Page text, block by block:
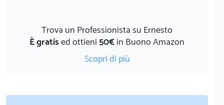
Trova un Professionista su Ernesto
È gratised ottieni50€in Buono Amazon
Scopri di più